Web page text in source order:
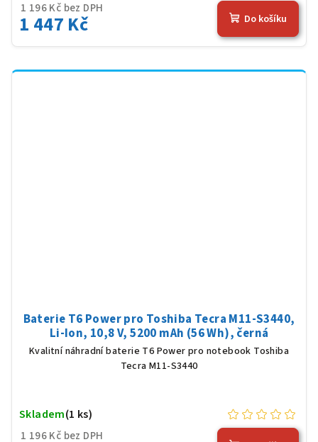
1 196 Kč bez DPH
1 447 Kč Do košíku
Baterie T6 Power pro Toshiba Tecra M11-S3440,
Li-Ion, 10,8 V, 5200 mAh (56 Wh), černá
Kvalitní náhradní baterie T6 Power pro notebook Toshiba
Tecra M11-S3440
1 196 Kč bez DPH
Skladem(1 ks)